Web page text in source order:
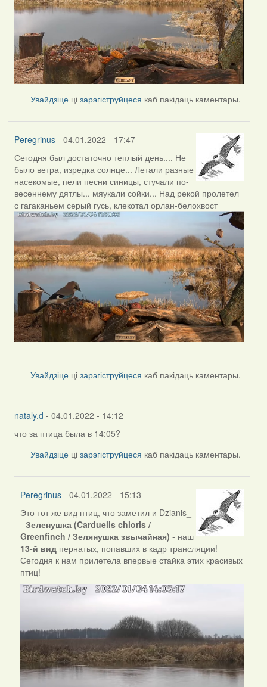
Увайдзіце цізарэгіструйцеся каб пакідаць каментары.
Peregrinus- 04.01.2022 - 17:47
Сегодня был достаточно теплый день.... Не
было ветра, изредка солнце... Летали разные
насекомые, пели песни синицы, стучали по-
весеннему дятлы... мяукали сойки... Над рекой пролетел
с гагаканьем серый гусь, клекотал орлан-белохвост
Увайдзіце цізарэгіструйцеся каб пакідаць каментары.
nataly.d - 04.01.2022 - 14:12
что за птица была в 14:05?
Увайдзіце цізарэгіструйцеся каб пакідаць каментары.
Peregrinus - 04.01.2022 - 15:13
In
reply
to
by
nataly.d
Это тот же вид птиц, что заметил и Dzianis_
-Зеленушка (Carduelis chloris /
Greenfinch / Зелянушка звычайная)- наш
13-й вид пернатых, попавших в кадр трансляции!
Сегодня к нам прилетела впервые стайка этих красивых
птиц!